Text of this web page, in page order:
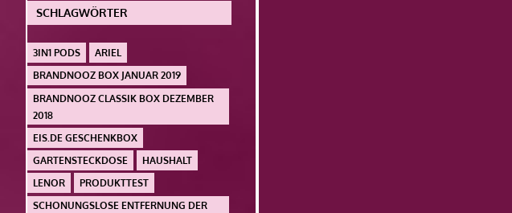
SCHLAGWÖRTER
3IN1 PODS
ARIEL
BRANDNOOZ BOX JANUAR 2019
BRANDNOOZ CLASSIK BOX DEZEMBER
2018
EIS.DE GESCHENKBOX
GARTENSTECKDOSE
HAUSHALT
LENOR
PRODUKTTEST
SCHONUNGSLOSE ENTFERNUNG DER